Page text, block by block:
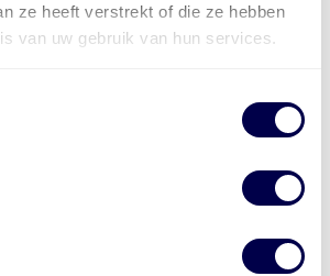
ze heeft verstrekt of die ze hebben
van uw gebruik van hun services.